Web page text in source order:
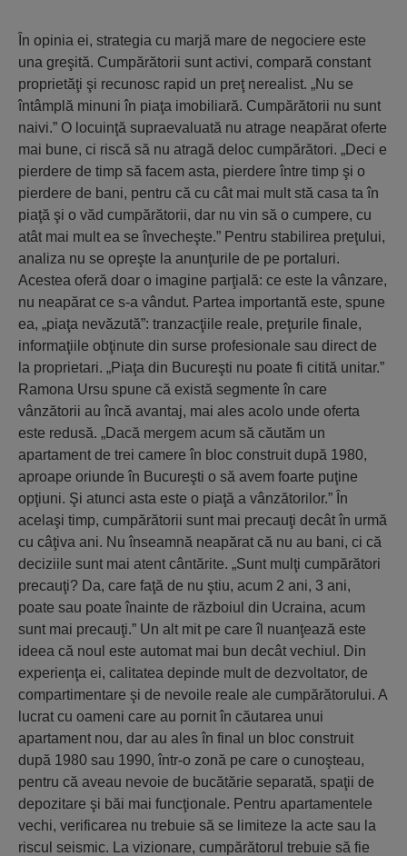
În opinia ei, strategia cu marjă mare de negociere este
una greşită. Cumpărătorii sunt activi, compară constant
proprietăţi şi recunosc rapid un preţ nerealist. „Nu se
întâmplă minuni în piaţa imobiliară. Cumpărătorii nu sunt
naivi.” O locuinţă supraevaluată nu atrage neapărat oferte
mai bune, ci riscă să nu atragă deloc cumpărători. „Deci e
pierdere de timp să facem asta, pierdere între timp şi o
pierdere de bani, pentru că cu cât mai mult stă casa ta în
piaţă şi o văd cumpărătorii, dar nu vin să o cumpere, cu
atât mai mult ea se învecheşte.” Pentru stabilirea preţului,
analiza nu se opreşte la anunţurile de pe portaluri.
Acestea oferă doar o imagine parţială: ce este la vânzare,
nu neapărat ce s-a vândut. Partea importantă este, spune
ea, „piaţa nevăzută”: tranzacţiile reale, preţurile finale,
informaţiile obţinute din surse profesionale sau direct de
la proprietari. „Piaţa din Bucureşti nu poate fi citită unitar.”
Ramona Ursu spune că există segmente în care
vânzătorii au încă avantaj, mai ales acolo unde oferta
este redusă. „Dacă mergem acum să căutăm un
apartament de trei camere în bloc construit după 1980,
aproape oriunde în Bucureşti o să avem foarte puţine
opţiuni. Şi atunci asta este o piaţă a vânzătorilor.” În
acelaşi timp, cumpărătorii sunt mai precauţi decât în urmă
cu câţiva ani. Nu înseamnă neapărat că nu au bani, ci că
deciziile sunt mai atent cântărite. „Sunt mulţi cumpărători
precauţi? Da, care faţă de nu ştiu, acum 2 ani, 3 ani,
poate sau poate înainte de războiul din Ucraina, acum
sunt mai precauţi.” Un alt mit pe care îl nuanţează este
ideea că noul este automat mai bun decât vechiul. Din
experienţa ei, calitatea depinde mult de dezvoltator, de
compartimentare şi de nevoile reale ale cumpărătorului. A
lucrat cu oameni care au pornit în căutarea unui
apartament nou, dar au ales în final un bloc construit
după 1980 sau 1990, într-o zonă pe care o cunoşteau,
pentru că aveau nevoie de bucătărie separată, spaţii de
depozitare şi băi mai funcţionale. Pentru apartamentele
vechi, verificarea nu trebuie să se limiteze la acte sau la
riscul seismic. La vizionare, cumpărătorul trebuie să fie